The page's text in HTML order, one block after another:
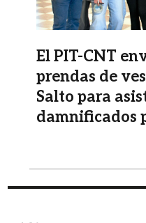
El PIT-CNT
prendas de
Salto para
damnificados